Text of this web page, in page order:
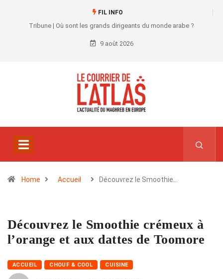
FIL INFO
Tribune | Où sont les grands dirigeants du monde arabe ?
9 août 2026
Home Accueil Découvrez le Smoothie…
Découvrez le Smoothie crémeux à
l’orange et aux dattes de Toomore
ACCUEIL CHOUF & COOL CUISINE